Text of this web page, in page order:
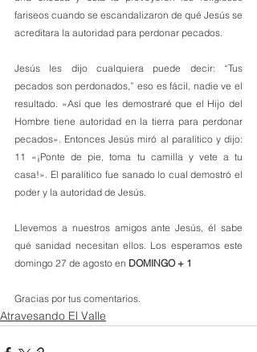
fariseos cuando se escandalizaron de qué Jesús se
acreditara la autoridad para perdonar pecados.
Jesús les dijo cualquiera puede decir: “Tus
pecados son perdonados,” eso es fácil, nadie ve el
resultado. «Así que les demostraré que el Hijo del
Hombre tiene autoridad en la tierra para perdonar
pecados». Entonces Jesús miró al paralítico y dijo:
11 «¡Ponte de pie, toma tu camilla y vete a tu
casa!». El paralítico fue sanado lo cual demostró el
poder y la autoridad de Jesús.
Llevemos a nuestros amigos ante Jesús, él sabe
qué sanidad necesitan ellos. Los esperamos este
domingo 27 de agosto en DOMINGO + 1
Gracias por tus comentarios.
Atravesando El Valle